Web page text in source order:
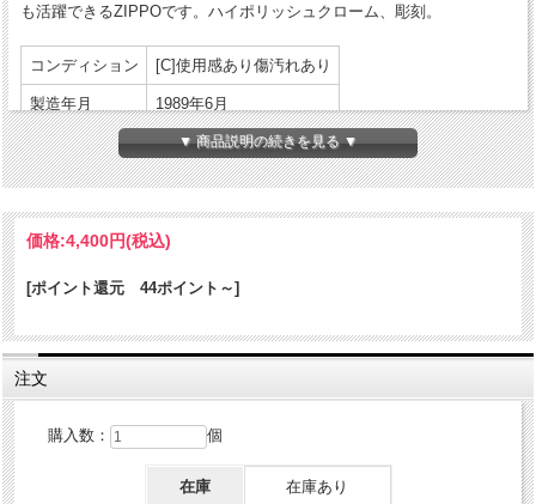
も活躍できるZIPPOです。ハイポリッシュクローム、彫刻。
コンディション [C]使用感あり傷汚れあり
製造年月 1989年6月
製造国 アメリカ合衆国
発売国 アメリカ合衆国
付属品
パッケージ:なし
説明書等:なし
商品コンディションの詳細な説明
※Zippo本体の底（ボトム）の製造年・月とインサイドユニットの製造
年・月は、一致しない場合がございます。ストックを利用する関係上
ずれが生じます(場合によっては数年)。
る状態で販売しておりますが、現状でのお渡しになりますので、商品
写真やコンディション説明をご確認の上ご購入ください。
▼ 商品説明の続きを見る ▼
価格:4,400円(税込)
[ポイント還元 44ポイント～]
注文
購入数： 個
在庫 在庫あり